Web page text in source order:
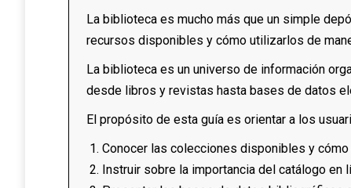
La biblioteca es mucho más que un simple
recursos disponibles y cómo utilizarlos de
La biblioteca es un universo de información
desde libros y revistas hasta bases de datos
El propósito de esta guía es orientar a los
Conocer las colecciones disponibles y
Instruir sobre la importancia del catálogo en